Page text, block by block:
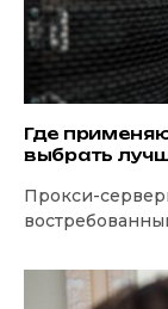
Где
выбрать
Прокси-
активность.